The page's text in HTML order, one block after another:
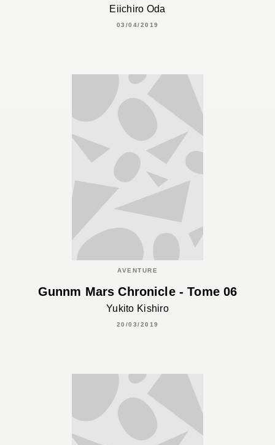
Eiichiro Oda
03/04/2019
AVENTURE
Gunnm Mars Chronicle - Tome 06
Yukito Kishiro
20/03/2019